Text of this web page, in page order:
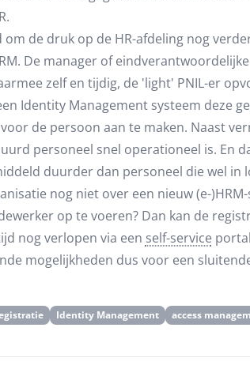
om de druk op de HR-afdeling nog
De manager of
zelf en tijdig, de 'light' PNIL-er
Identity Management systeem deze
de persoon aan te maken. Naast
personeel snel operationeel is. En
duurder dan personeel die wel in
nog niet over een nieuw (e-
op te voeren? Dan kan de
nog verlopen via een self-service
mogelijkheden dus voor een
Identity Management access